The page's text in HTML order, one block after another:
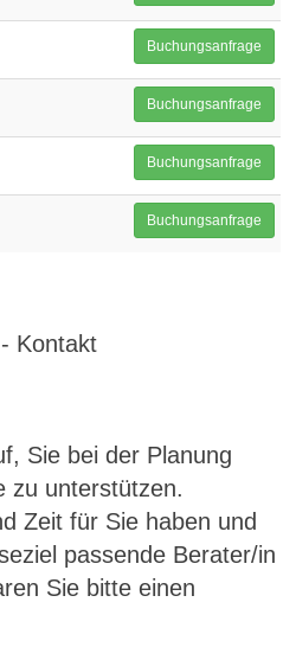
Buchungsanfrage
Buchungsanfrage
Buchungsanfrage
Buchungsanfrage
Kontakt
Sie bei der Planung
zu unterstützen.
Zeit für Sie haben und
passende Berater/in
Sie bitte einen